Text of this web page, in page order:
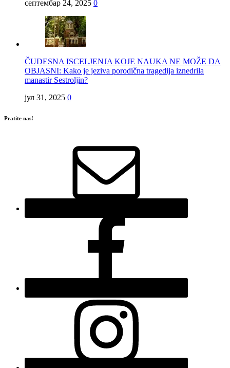
септембар 24, 2025 0
ČUDESNA ISCELJENJA KOJE NAUKA NE MOŽE DA
OBJASNI: Kako je jeziva porodična tragedija iznedrila
manastir Sestroljin?
јул 31, 2025 0
Pratite nas!